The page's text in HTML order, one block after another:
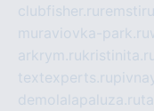
clubfisher.ru
muraviovka-park.ru
arkrym.ru
textexperts.ru
demolalapaluza.ru